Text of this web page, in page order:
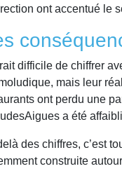
ont accentué le
difficile de chiffrer
mais leur
ont perdu une
a été
des chiffres, c’est
construite